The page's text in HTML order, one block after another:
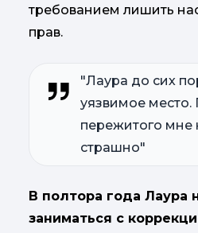
требованием лишить
прав.
"Лаура до сих
уязвимое место.
пережитого мне
страшно"
В полтора года Лаура
заниматься с